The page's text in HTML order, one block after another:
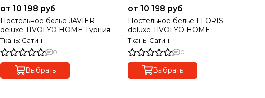
от 10 198 руб
Постельное белье JAVIER
deluxe TIVOLYO HOME Турция
Ткань: Сатин
0
Выбрать
от 10 198 руб
Постельное белье FLORIS
deluxe TIVOLYO HOME
Ткань: Сатин
0
Выбрать